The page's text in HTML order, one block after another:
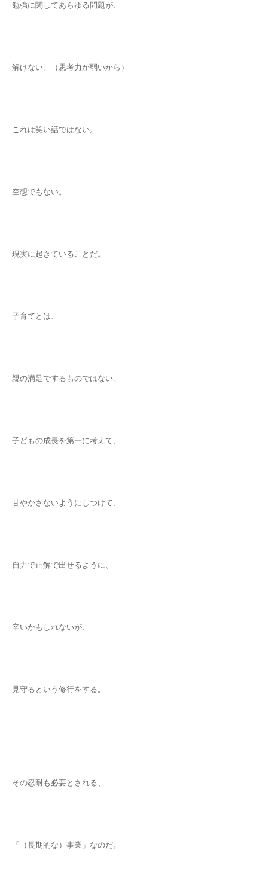
勉強に関してあらゆる問題が、
解けない。（思考力が弱いから）
これは笑い話ではない。
空想でもない。
現実に起きていることだ。
子育てとは、
親の満足でするものではない。
子どもの成長を第一に考えて、
甘やかさないようにしつけて、
自力で正解で出せるように、
辛いかもしれないが、
見守るという修行をする。
その忍耐も必要とされる、
「（長期的な）事業」なのだ。